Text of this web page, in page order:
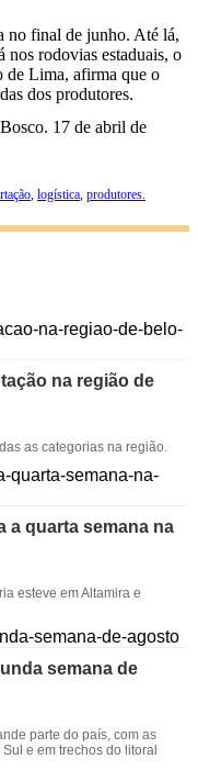
no final de junho. Até lá,
nos rodovias estaduais, o
de Lima, afirma que o
dos produtores.
17 de abril de
, logística, produtores.
na região de
as categorias na região.
a quarta semana na
esteve em Altamira e
semana de
parte do país, com as
e em trechos do litoral